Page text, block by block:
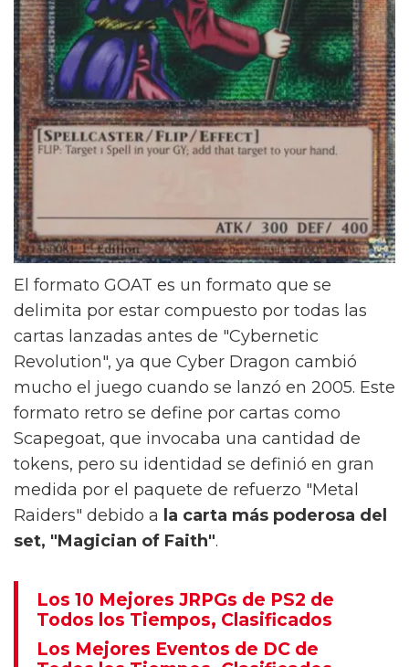
El formato GOAT es un formato que se
delimita por estar compuesto por todas las
cartas lanzadas antes de "Cybernetic
Revolution", ya que Cyber Dragon cambió
mucho el juego cuando se lanzó en 2005. Este
formato retro se define por cartas como
Scapegoat, que invocaba una cantidad de
tokens, pero su identidad se definió en gran
medida por el paquete de refuerzo "Metal
Raiders" debido a la carta más poderosa del
set, "Magician of Faith".
Los 10 Mejores JRPGs de PS2 de
Todos los Tiempos, Clasificados
Los Mejores Eventos de DC de